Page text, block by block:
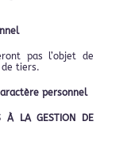
pas l’objet de
de tiers.
personnel
À LA GESTION DE